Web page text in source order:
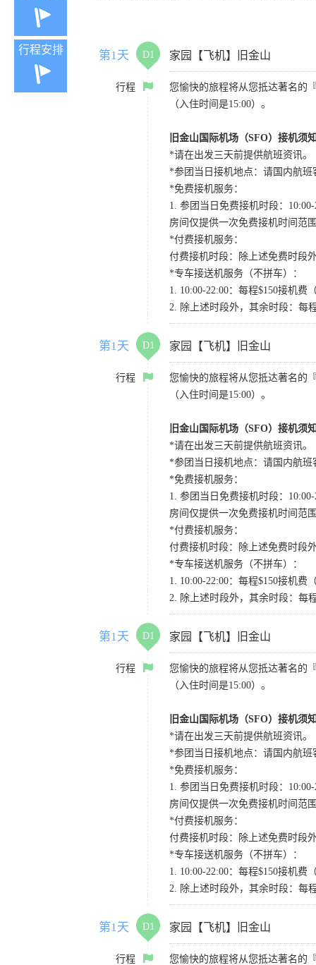
行程安排 第1天 D1 家园【飞机】旧金山
行程
您愉快的旅程将从您抵达著名的
（入住时间是15:00）。
旧金山国际机场（SFO）接机须
*请在出发三天前提供航班资讯。
*参团当日接机地点：请国内航班
*免费接机服务：
1. 参团当日免费接机时段：
房间仅提供一次免费接机时间范
*付费接机服务：
付费接机时段：除上述免费时段
*专车接送机服务（不拼车）：
1. 10:00-22:00：每程$150接机
2. 除上述时段外，其余时段：每
第1天 D1 家园【飞机】旧金山
行程
您愉快的旅程将从您抵达著名的
（入住时间是15:00）。
旧金山国际机场（SFO）接机须
*请在出发三天前提供航班资讯。
*参团当日接机地点：请国内航班
*免费接机服务：
1. 参团当日免费接机时段：
房间仅提供一次免费接机时间范
*付费接机服务：
付费接机时段：除上述免费时段
*专车接送机服务（不拼车）：
1. 10:00-22:00：每程$150接机
2. 除上述时段外，其余时段：每
第1天 D1 家园【飞机】旧金山
行程
您愉快的旅程将从您抵达著名的
（入住时间是15:00）。
旧金山国际机场（SFO）接机须
*请在出发三天前提供航班资讯。
*参团当日接机地点：请国内航班
*免费接机服务：
1. 参团当日免费接机时段：
房间仅提供一次免费接机时间范
*付费接机服务：
付费接机时段：除上述免费时段
*专车接送机服务（不拼车）：
1. 10:00-22:00：每程$150接机
2. 除上述时段外，其余时段：每
第1天 D1 家园【飞机】旧金山
行程
您愉快的旅程将从您抵达著名的